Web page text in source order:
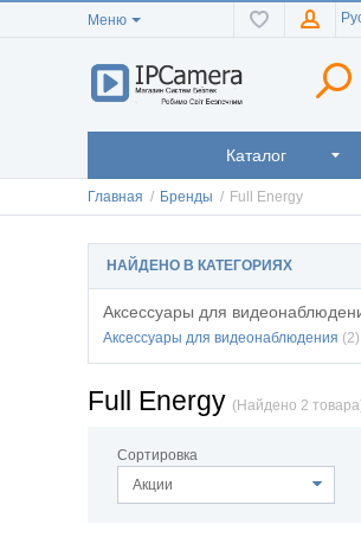
Меню
Каталог
Главная / Бренды / Full Energy
НАЙДЕНО В КАТЕГОРИЯХ
Аксессуары для
Аксессуары для видеонаблюдения (2)
Full Energy (Найдено 2
Сортировка
Акции